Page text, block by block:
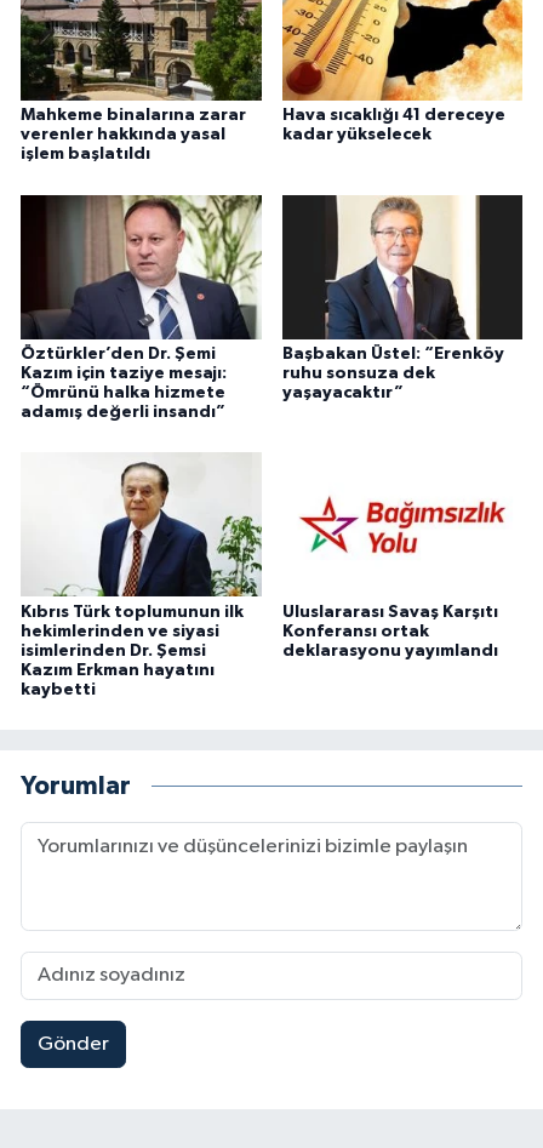
Mahkeme binalarına zarar
verenler hakkında yasal
işlem başlatıldı
Hava sıcaklığı 41 dereceye
kadar yükselecek
Öztürkler’den Dr. Şemi
Kazım için taziye mesajı:
“Ömrünü halka hizmete
adamış değerli insandı”
Başbakan Üstel: “Erenköy
ruhu sonsuza dek
yaşayacaktır”
Kıbrıs Türk toplumunun ilk
hekimlerinden ve siyasi
isimlerinden Dr. Şemsi
Kazım Erkman hayatını
kaybetti
Uluslararası Savaş Karşıtı
Konferansı ortak
deklarasyonu yayımlandı
Yorumlar
Gönder